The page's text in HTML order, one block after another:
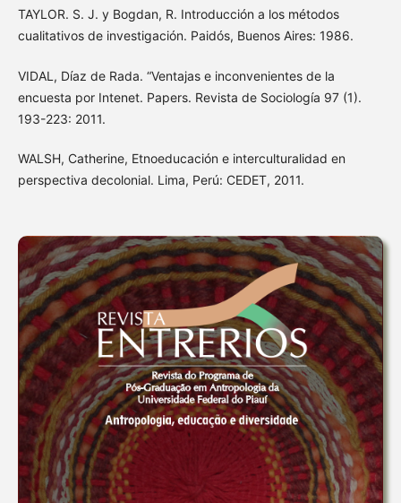
TAYLOR. S. J. y Bogdan, R. Introducción a los métodos
cualitativos de investigación. Paidós, Buenos Aires: 1986.
VIDAL, Díaz de Rada. “Ventajas e inconvenientes de la
encuesta por Intenet. Papers. Revista de Sociología 97 (1).
193-223: 2011.
WALSH, Catherine, Etnoeducación e interculturalidad en
perspectiva decolonial. Lima, Perú: CEDET, 2011.